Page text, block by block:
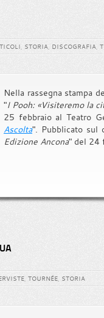
STORIA, DISCOGRAFIA,
Nella rassegna stampa
"I Pooh: «Visiteremo la
25 febbraio al Teatro
Ascolta". Pubblicato sul
Edizione Ancona" del 24
TOURNÉE, STORIA